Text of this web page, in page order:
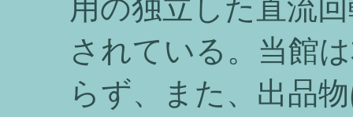
用の独立した直流
されている。当館
らず、また、出品